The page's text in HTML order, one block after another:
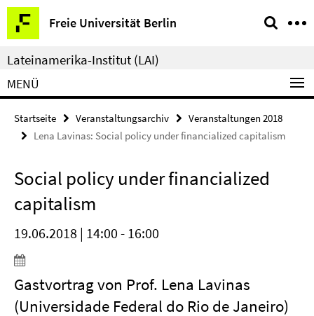
Springe
direkt
zu
Inhalt
Freie Universität Berlin
Service-
Navigation
Lateinamerika-Institut (LAI)
MENÜ
Startseite Veranstaltungsarchiv
Veranstaltungen 2018
Lena Lavinas: Social policy under financialized capitalism
Social policy under financialized
capitalism
19.06.2018 | 14:00 - 16:00
Gastvortrag von Prof. Lena Lavinas
(Universidade Federal do Rio de Janeiro)